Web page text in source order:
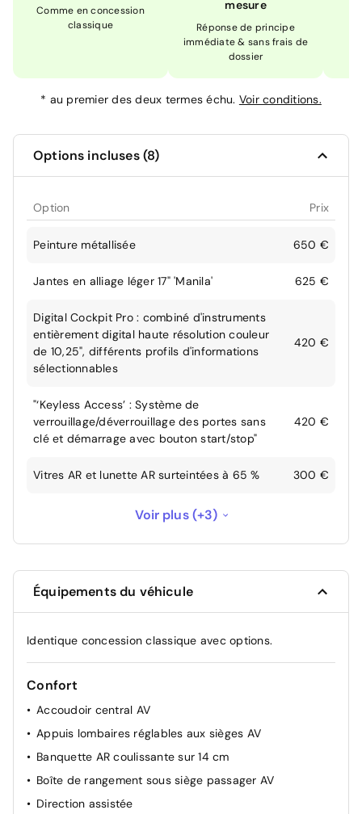
Comme en concession
classique
mesure
Réponse de principe
immédiate & sans frais de
dossier
* au premier des deux termes échu. Voir conditions.
Options incluses (8)
Option Prix
Peinture métallisée 650 €
Jantes en alliage léger 17" 'Manila' 625 €
Digital Cockpit Pro : combiné d'instruments
entièrement digital haute résolution couleur
de 10,25", différents profils d'informations
sélectionnables
420 €
"‘Keyless Access’ : Système de
verrouillage/déverrouillage des portes sans
clé et démarrage avec bouton start/stop"
420 €
Vitres AR et lunette AR surteintées à 65 % 300 €
sans Câble adaptateur USB-C vers USB-A
Sans Roue de secours à encombrement
Sans système de navigation "Discover Media"
y compris "Streaming & Internet"
-400 €
Voir plus (+3)
Équipements du véhicule
Identique concession classique avec options.
Confort
Accoudoir central AV
Appuis lombaires réglables aux sièges AV
Banquette AR coulissante sur 14 cm
Boîte de rangement sous siège passager AV
Direction assistée